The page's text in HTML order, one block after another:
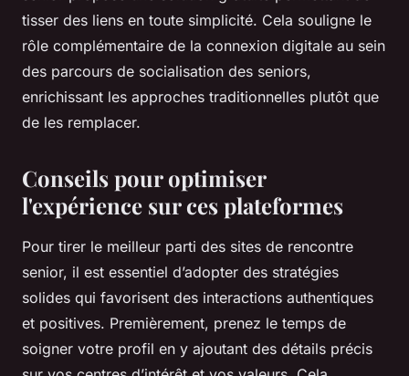
tisser des liens en toute simplicité. Cela souligne le
rôle complémentaire de la connexion digitale au sein
des parcours de socialisation des seniors,
enrichissant les approches traditionnelles plutôt que
de les remplacer.
Conseils pour optimiser
l'expérience sur ces plateformes
Pour tirer le meilleur parti des sites de rencontre
senior, il est essentiel d’adopter des stratégies
solides qui favorisent des interactions authentiques
et positives. Premièrement, prenez le temps de
soigner votre profil en y ajoutant des détails précis